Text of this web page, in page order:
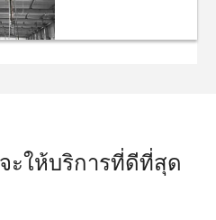
ะให้บริการที่ดีที่สุด